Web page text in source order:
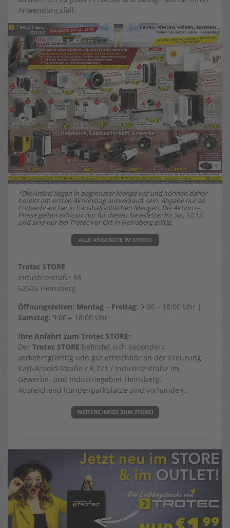
Anwendungsfall.
*Die Artikel liegen in begrenzter Menge vor und können daher
bereits am ersten Aktionstag ausverkauft sein. Abgabe nur an
Endverbraucher in haushaltsüblichen Mengen. Die Aktions-­
Preise gelten exklusiv nur für diesen Newsletter bis Sa., 12.12.
und sind nur bei Trotec vor Ort in Heinsberg gültig.
Trotec STORE
Industriestraße 56
52525 Heinsberg
Öffnungszeiten: Montag – Freitag: 9:00 – 18:00 Uhr |
Samstag: 9:00 – 16:00 Uhr
Ihre Anfahrt zum Trotec STORE:
Der Trotec STORE befindet sich besonders
verkehrsgünstig und gut erreichbar an der Kreuzung
Karl-Arnold-Straße / B 221 / Industriestraße im
Gewerbe- und Industriegebiet Heinsberg.
Ausreichend Kundenparkplätze sind vorhanden.